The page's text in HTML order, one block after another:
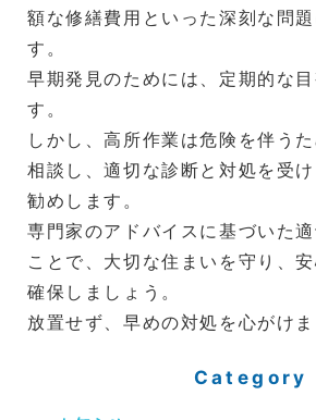
額な修繕費用といった深刻な問
す。
早期発見のためには、定期的な
す。
しかし、高所作業は危険を伴う
相談し、適切な診断と対処を受
勧めします。
専門家のアドバイスに基づいた
ことで、大切な住まいを守り、
確保しましょう。
放置せず、早めの対処を心がけま
Category